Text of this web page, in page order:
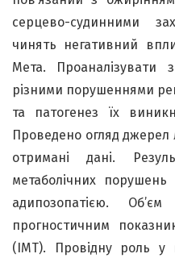
серцево-судинними
чинять негативний
Мета. Проаналізувати
різними порушеннями
та патогенез їх
Проведено огляд джерел
отримані дані.
метаболічних
адипозопатією.
прогностичним
(ІМТ). Провідну роль у